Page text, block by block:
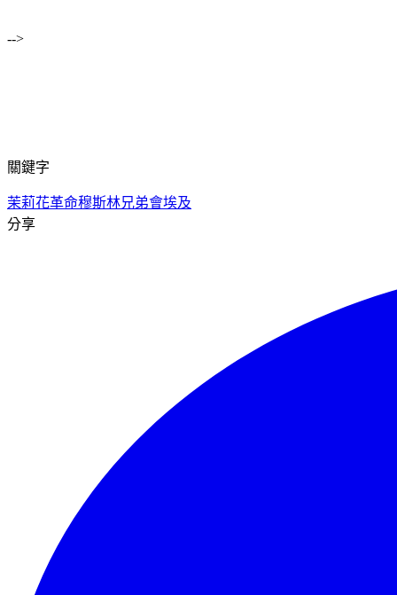
-->
關鍵字
茉莉花革命穆斯林兄弟會埃及
分享